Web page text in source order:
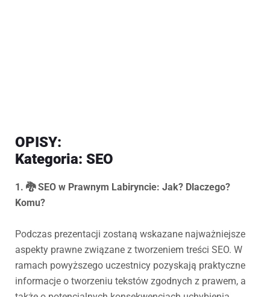
OPISY:
Kategoria: SEO
1. 🐉SEO w Prawnym Labiryncie: Jak? Dlaczego?
Komu?
Podczas prezentacji zostaną wskazane najważniejsze
aspekty prawne związane z tworzeniem treści SEO. W
ramach powyższego uczestnicy pozyskają praktyczne
informacje o tworzeniu tekstów zgodnych z prawem, a